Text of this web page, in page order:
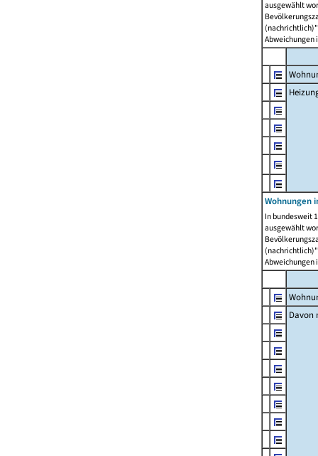
ausgewählt
Abweichungen
Wohnungen
In bundesweit
ausgewählt
Abweichungen
Davon